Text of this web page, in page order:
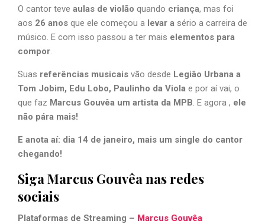
O cantor teve aulas de violão quando criança, mas foi
aos 26 anos que ele começou a levar a sério a carreira de
músico. E com isso passou a ter mais elementos para
compor.
Suas referências musicais vão desde Legião Urbana a
Tom Jobim, Edu Lobo, Paulinho da Viola e por aí vai, o
que faz Marcus Gouvêa um artista da MPB. E agora , ele
não pára mais!
E anota aí: dia 14 de janeiro, mais um single do cantor
chegando!
Siga Marcus Gouvêa nas redes
sociais
Plataformas de Streaming – Marcus Gouvêa